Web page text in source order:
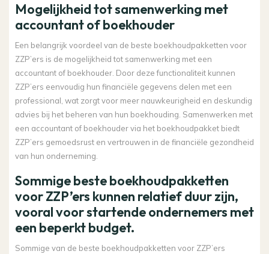
Mogelijkheid tot samenwerking met
accountant of boekhouder
Een belangrijk voordeel van de beste boekhoudpakketten voor
ZZP’ers is de mogelijkheid tot samenwerking met een
accountant of boekhouder. Door deze functionaliteit kunnen
ZZP’ers eenvoudig hun financiële gegevens delen met een
professional, wat zorgt voor meer nauwkeurigheid en deskundig
advies bij het beheren van hun boekhouding. Samenwerken met
een accountant of boekhouder via het boekhoudpakket biedt
ZZP’ers gemoedsrust en vertrouwen in de financiële gezondheid
van hun onderneming.
Sommige beste boekhoudpakketten
voor ZZP’ers kunnen relatief duur zijn,
vooral voor startende ondernemers met
een beperkt budget.
Sommige van de beste boekhoudpakketten voor ZZP’ers